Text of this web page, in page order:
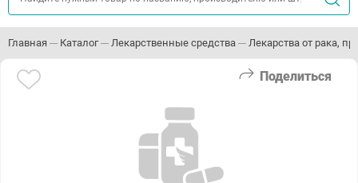
Главная Каталог Лекарственные средства Лекарства от рака,
Поделиться